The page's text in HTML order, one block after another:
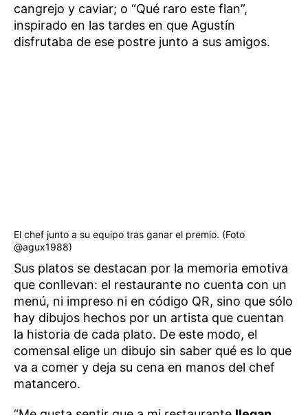
cangrejo y caviar; o “Qué raro este flan”,
inspirado en las tardes en que Agustín
disfrutaba de ese postre junto a sus amigos.
El chef junto a su equipo tras ganar el premio. (Foto
@agux1988)
Sus platos se destacan por la memoria emotiva
que conllevan: el restaurante no cuenta con un
menú, ni impreso ni en código QR, sino que sólo
hay dibujos hechos por un artista que cuentan
la historia de cada plato. De este modo, el
comensal elige un dibujo sin saber qué es lo que
va a comer y deja su cena en manos del chef
matancero.